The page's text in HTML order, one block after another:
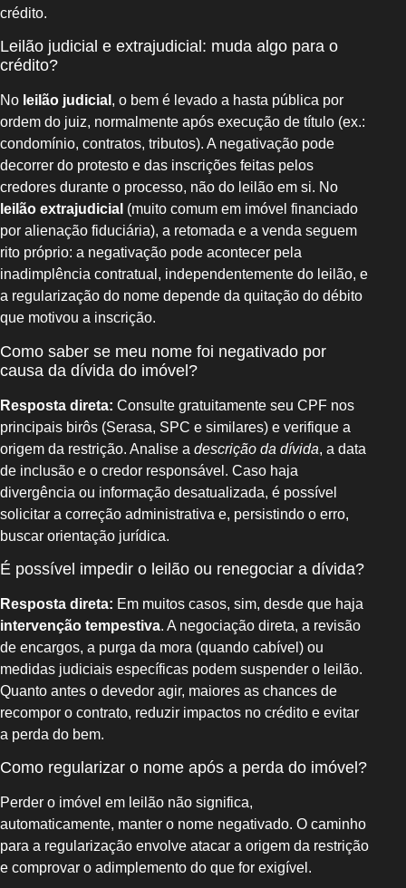
crédito.
Leilão judicial e extrajudicial: muda algo para o
crédito?
No leilão judicial , o bem é levado a hasta pública por
ordem do juiz, normalmente após execução de título (ex.:
condomínio, contratos, tributos). A negativação pode
decorrer do protesto e das inscrições feitas pelos
credores durante o processo, não do leilão em si. No
leilão extrajudicial (muito comum em imóvel financiado
por alienação fiduciária), a retomada e a venda seguem
rito próprio: a negativação pode acontecer pela
inadimplência contratual, independentemente do leilão, e
a regularização do nome depende da quitação do débito
que motivou a inscrição.
Como saber se meu nome foi negativado por
causa da dívida do imóvel?
Resposta direta: Consulte gratuitamente seu CPF nos
principais birôs (Serasa, SPC e similares) e verifique a
origem da restrição. Analise a descrição da dívida, a data
de inclusão e o credor responsável. Caso haja
divergência ou informação desatualizada, é possível
solicitar a correção administrativa e, persistindo o erro,
buscar orientação jurídica.
É possível impedir o leilão ou renegociar a dívida?
Resposta direta: Em muitos casos, sim, desde que haja
intervenção tempestiva. A negociação direta, a revisão
de encargos, a purga da mora (quando cabível) ou
medidas judiciais específicas podem suspender o leilão.
Quanto antes o devedor agir, maiores as chances de
recompor o contrato, reduzir impactos no crédito e evitar
a perda do bem.
Como regularizar o nome após a perda do imóvel?
Perder o imóvel em leilão não significa,
automaticamente, manter o nome negativado. O caminho
para a regularização envolve atacar a origem da restrição
e comprovar o adimplemento do que for exigível.